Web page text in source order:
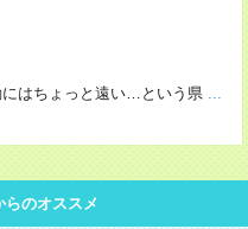
はちょっと遠い…という県 ...
のオススメ